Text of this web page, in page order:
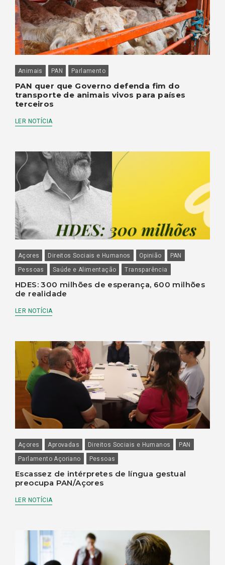
Animais PAN Parlamento
PAN quer que Governo defenda fim do
transporte de animais vivos para países
terceiros
LER NOTÍCIA
Açores Direitos Sociais e Humanos Opinião
PAN
Pessoas
Saúde e Alimentação Transparência
HDES: 300 milhões de esperança, 600 milhões
de realidade
LER NOTÍCIA
Açores Aprovadas Direitos Sociais e Humanos
PAN
Parlamento Açoriano
Pessoas
Escassez de intérpretes de língua gestual
preocupa PAN/Açores
LER NOTÍCIA